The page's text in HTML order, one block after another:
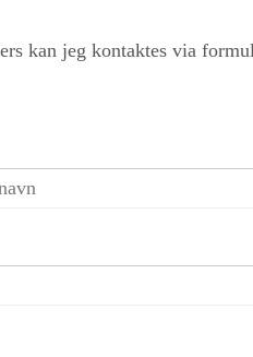
kan jeg kontaktes via